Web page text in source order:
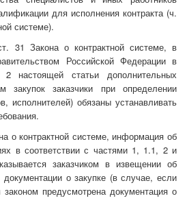
для исполнения контракта (ч.
системе).
31 Закона о контрактной системе, в
Российской Федерации в
настоящей статьи дополнительных
закупок заказчики при определении
исполнителей) обязаны устанавливать
о контрактной системе, информация об
в соответствии с частями 1, 1.1, 2 и
заказчиком в извещении об
о закупке (в случае, если
предусмотрена документация о